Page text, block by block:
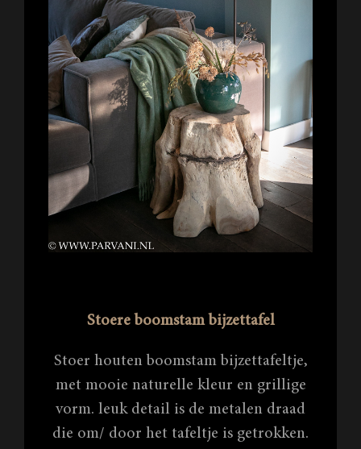
Stoere boomstam bijzettafel
Stoer houten boomstam bijzettafeltje,
met mooie naturelle kleur en grillige
vorm. leuk detail is de metalen draad
die om/ door het tafeltje is getrokken.